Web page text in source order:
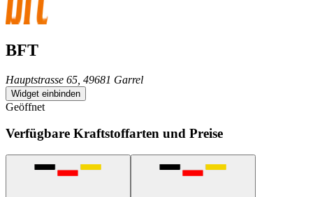
BFT
Hauptstrasse 65, 49681 Garrel
Widget einbinden
Geöffnet
Verfügbare Kraftstoffarten und Preise